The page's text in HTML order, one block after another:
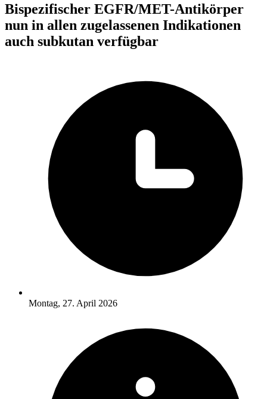
Bispezifischer EGFR/MET-Antikörper
nun in allen zugelassenen Indikationen
auch subkutan verfügbar
Montag, 27. April 2026